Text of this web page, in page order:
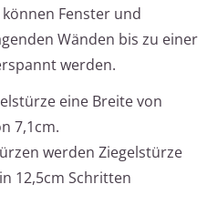
Fenster und
Wänden bis zu einer
werden.
eine Breite von
7,1cm.
werden Ziegelstürze
12,5cm Schritten